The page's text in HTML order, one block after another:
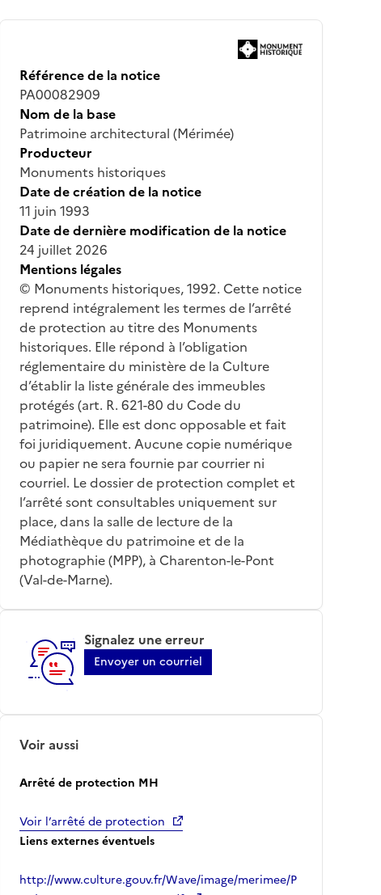
Référence de la notice
PA00082909
Nom de la base
Patrimoine architectural (Mérimée)
Producteur
Monuments historiques
Date de création de la notice
11 juin 1993
Date de dernière modification de la notice
24 juillet 2026
Mentions légales
© Monuments historiques, 1992. Cette notice
reprend intégralement les termes de l’arrêté
de protection au titre des Monuments
historiques. Elle répond à l’obligation
réglementaire du ministère de la Culture
d’établir la liste générale des immeubles
protégés (art. R. 621-80 du Code du
patrimoine). Elle est donc opposable et fait
foi juridiquement. Aucune copie numérique
ou papier ne sera fournie par courrier ni
courriel. Le dossier de protection complet et
l’arrêté sont consultables uniquement sur
place, dans la salle de lecture de la
Médiathèque du patrimoine et de la
photographie (MPP), à Charenton-le-Pont
(Val-de-Marne).
Signalez une erreur
Envoyer un courriel
Voir aussi
Arrêté de protection MH
Voir l’arrêté de protection
Liens externes éventuels
http://www.culture.gouv.fr/Wave/image/merimee/P